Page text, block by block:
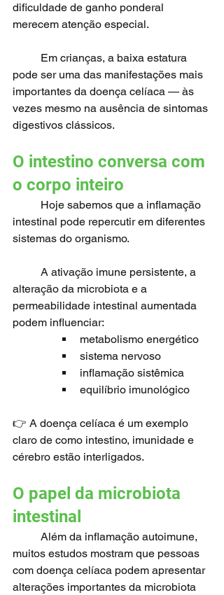
dificuldade de ganho ponderal
merecem atenção especial.
pode ser uma das manifestações mais
importantes da doença celíaca — às
vezes mesmo na ausência de sintomas
digestivos clássicos.
O intestino conversa com
o corpo inteiro
intestinal pode repercutir em diferentes
sistemas do organismo.
alteração da microbiota e a
permeabilidade intestinal aumentada
podem influenciar:
metabolismo energético
sistema nervoso
inflamação sistêmica
equilíbrio imunológico
👉 A doença celíaca é um exemplo
claro de como intestino, imunidade e
cérebro estão interligados.
O papel da microbiota
intestinal
muitos estudos mostram que pessoas
com doença celíaca podem apresentar
alterações importantes da microbiota